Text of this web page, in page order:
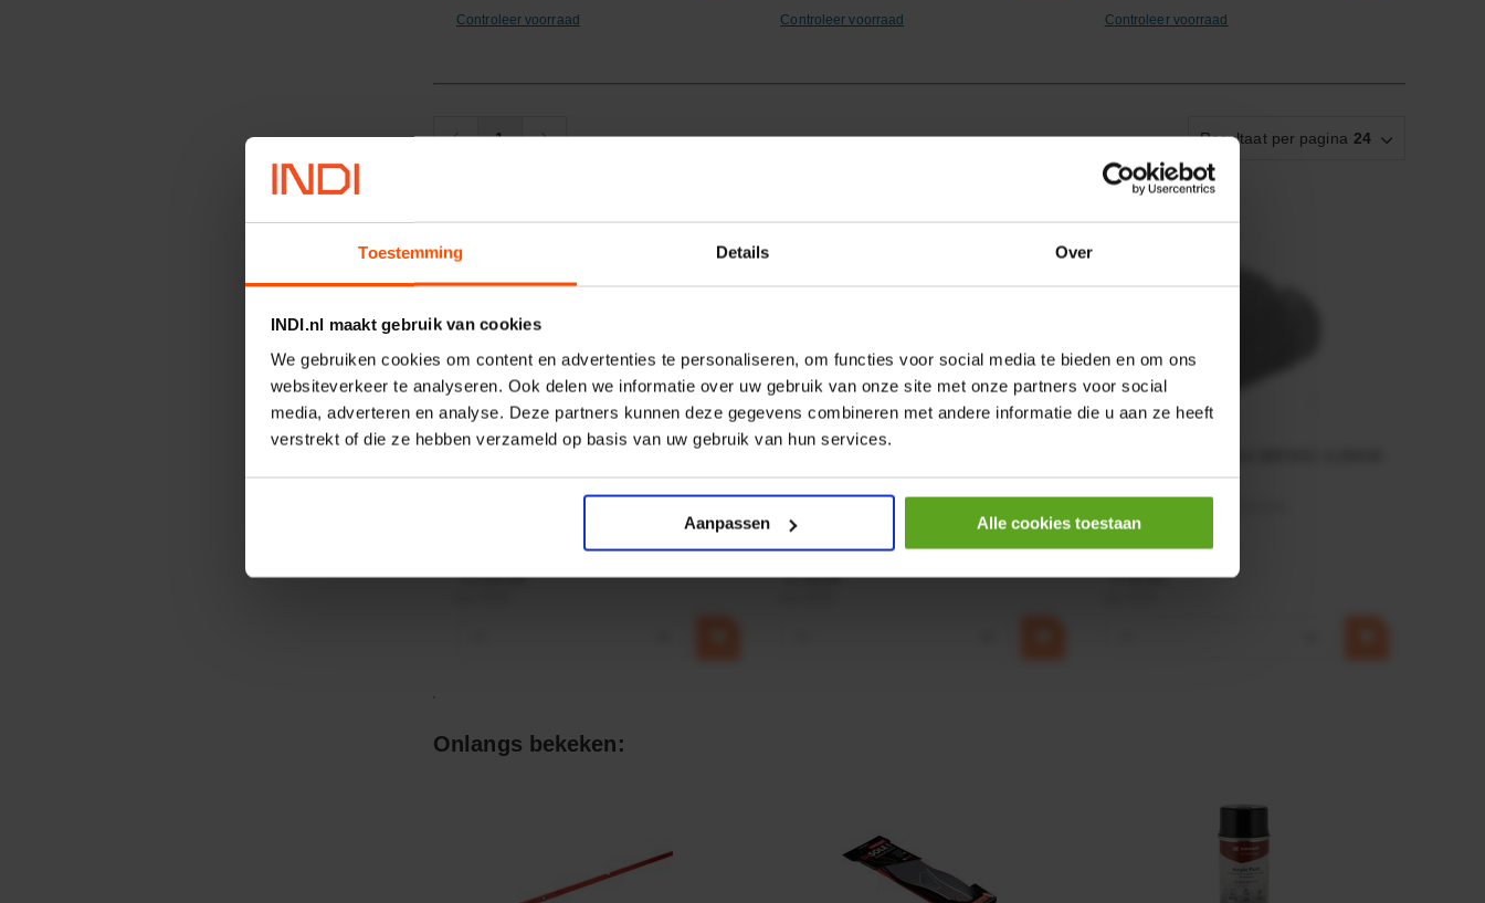
Toestemming Details Over
INDI.nl maakt gebruik van cookies
We gebruiken cookies om content en advertenties te personaliseren, om functies voor social media te bieden en om ons
websiteverkeer te analyseren. Ook delen we informatie over uw gebruik van onze site met onze partners voor social
media, adverteren en analyse. Deze partners kunnen deze gegevens combineren met andere informatie die u aan ze heeft
verstrekt of die ze hebben verzameld op basis van uw gebruik van hun services.
Aanpassen Alle cookies toestaan
Controleer voorraad Controleer voorraad Controleer voorraad
1 Resultaat per pagina 24
€ 219,68
Ø17mm
Merknaam:
€ 19,99
Merknaam:
€ 32,50
Onlangs bekeken: